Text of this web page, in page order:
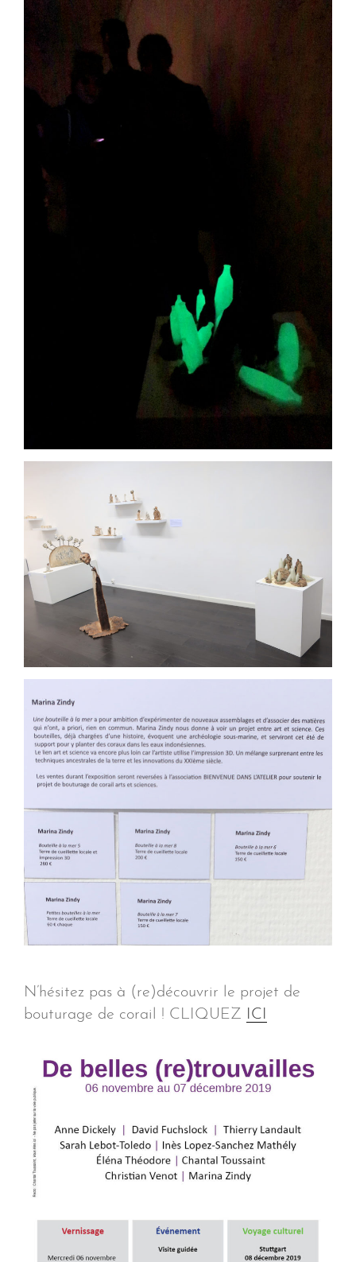
N’hésitez pas à (re)découvrir le projet de
bouturage de corail ! CLIQUEZ ICI